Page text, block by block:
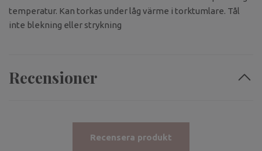
temperatur. Kan torkas under låg värme i torktumlare. Tål
inte blekning eller strykning
Recensioner
Recensera produkt